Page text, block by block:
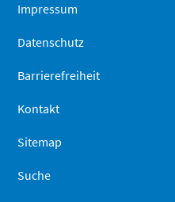
Impressum
Datenschutz
Barrierefreiheit
Kontakt
Sitemap
Suche